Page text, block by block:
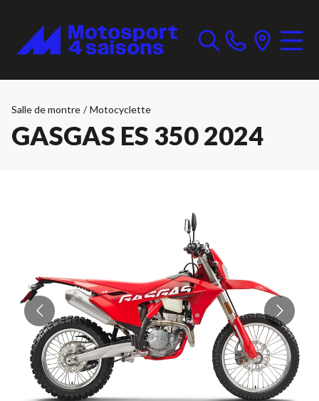
Salle de montre / Motocyclette
GASGAS ES 350 2024